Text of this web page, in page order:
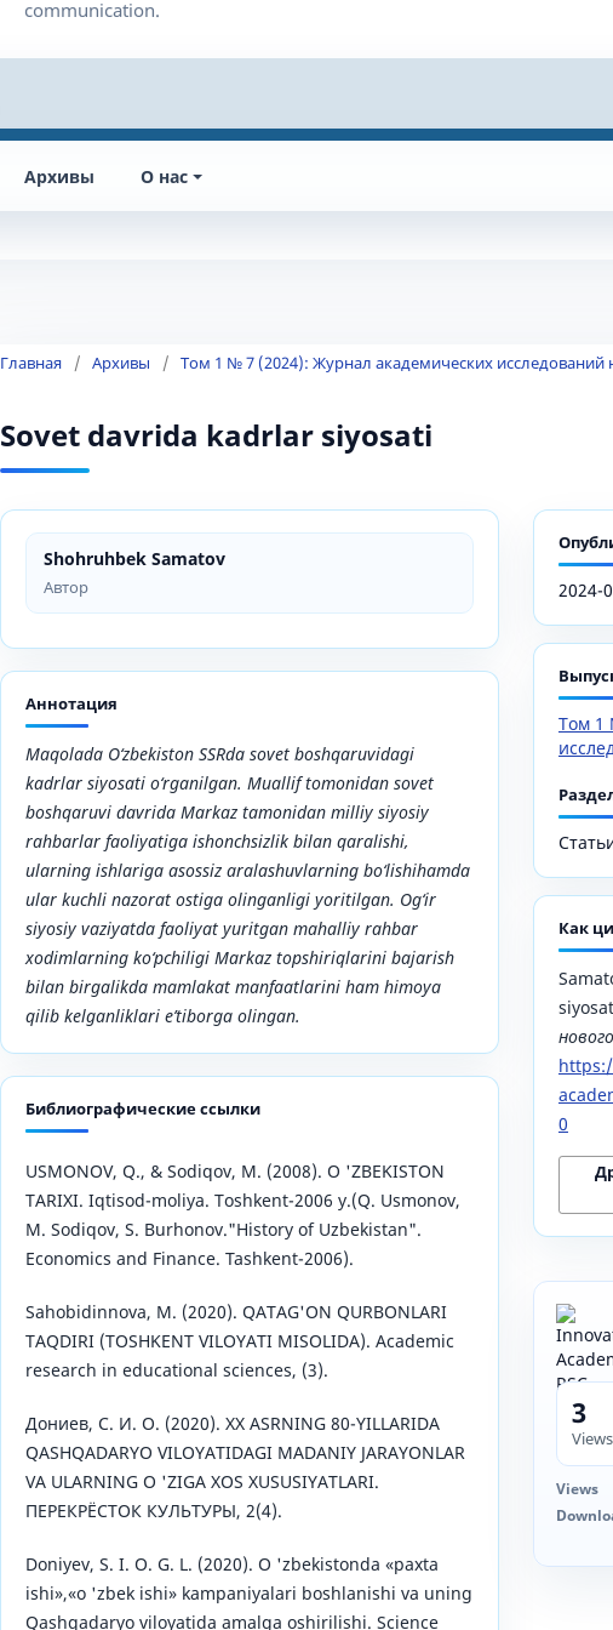
Архивы О нас
Главная / Архивы / Том 1 № 7 (2024): Журнал академических исследований
Sovet davrida kadrlar siyosati
Shohruhbek Samatov
Автор
Аннотация
Maqolada O‘zbekiston SSRda sovet boshqaruvidagi
kadrlar siyosati o‘rganilgan. Muallif tomonidan sovet
boshqaruvi davrida Markaz tamonidan milliy siyosiy
rahbarlar faoliyatiga ishonchsizlik bilan qaralishi,
ularning ishlariga asossiz aralashuvlarning bo‘lishihamda
ular kuchli nazorat ostiga olinganligi yoritilgan. Og‘ir
siyosiy vaziyatda faoliyat yuritgan mahalliy rahbar
xodimlarning ko‘pchiligi Markaz topshiriqlarini bajarish
bilan birgalikda mamlakat manfaatlarini ham himoya
qilib kelganliklari e’tiborga olingan.
Библиографические ссылки
USMONOV, Q., & Sodiqov, M. (2008). O 'ZBEKISTON
TARIXI. Iqtisod-moliya. Toshkent-2006 y.(Q. Usmonov,
M. Sodiqov, S. Burhonov."History of Uzbekistan".
Economics and Finance. Tashkent-2006).
Sahobidinnova, M. (2020). QATAG'ON QURBONLARI
TAQDIRI (TOSHKENT VILOYATI MISOLIDA). Academic
research in educational sciences, (3).
Дониев, С. И. О. (2020). XX ASRNING 80-YILLARIDA
QASHQADARYO VILOYATIDAGI MADANIY JARAYONLAR
VA ULARNING O 'ZIGA XOS XUSUSIYATLARI.
ПЕРЕКРЁСТОК КУЛЬТУРЫ, 2(4).
Doniyev, S. I. O. G. L. (2020). O 'zbekistonda «paxta
ishi»,«o 'zbek ishi» kampaniyalari boshlanishi va uning
Qashqadaryo viloyatida amalga oshirilishi. Science
2024-
Том 1
Как
0
3
Views
Views